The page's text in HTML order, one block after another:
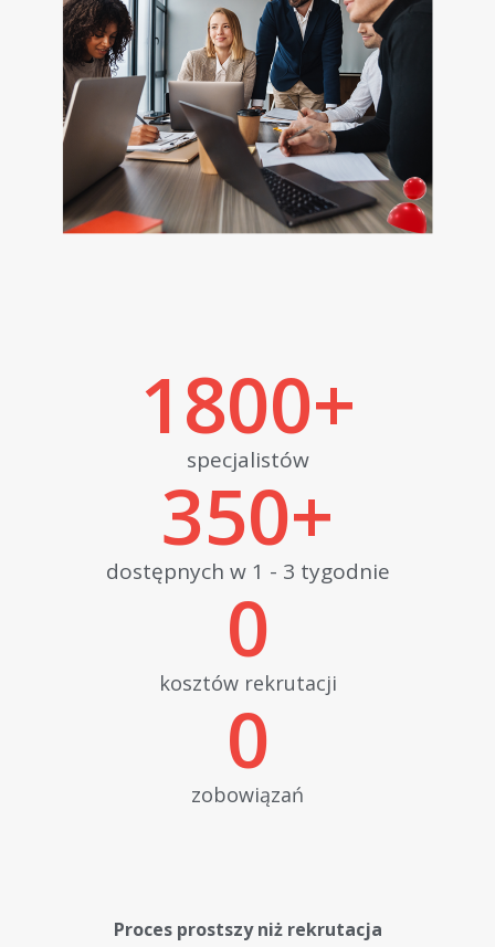
specjalistów
1800+
dostępnych w 1 - 3 tygodnie
350+
kosztów rekrutacji
0
zobowiązań
0
Proces prostszy niż rekrutacja